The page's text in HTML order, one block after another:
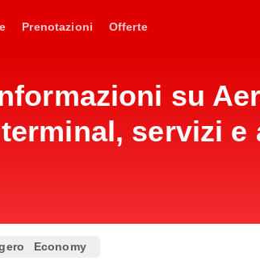
Prenotazioni Offerte
su
servizi e
Economy